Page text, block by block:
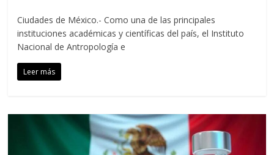
Ciudades de México.- Como una de las principales
instituciones académicas y científicas del país, el Instituto
Nacional de Antropología e
Leer más